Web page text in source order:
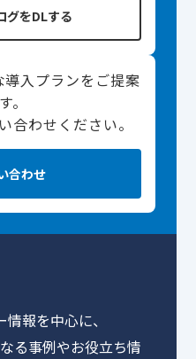
グをDLする
入プランをご提案
。
合わせください。
合わせ
報を中心に、
る事例やお役立ち情